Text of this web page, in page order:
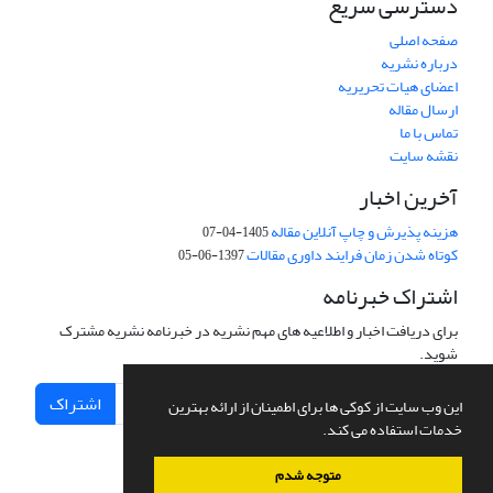
این وب سایت از کوکی ها برای اطمینان از ارائه بهترین
خدمات استفاده می کند.
متوجه شدم
صفحه اصلی
درباره نشریه
اعضای هیات تحریریه
ارسال مقاله
تماس با ما
نقشه سایت
آخرین اخبار
هزینه پذیرش و چاپ آنلاین مقاله1405-04-07
کوتاه شدن زمان فرایند داوری مقالات1397-06-05
اشتراک خبرنامه
برای دریافت اخبار و اطلاعیه های مهم نشریه در خبرنامه نشریه مشترک
شوید.
اشتراک